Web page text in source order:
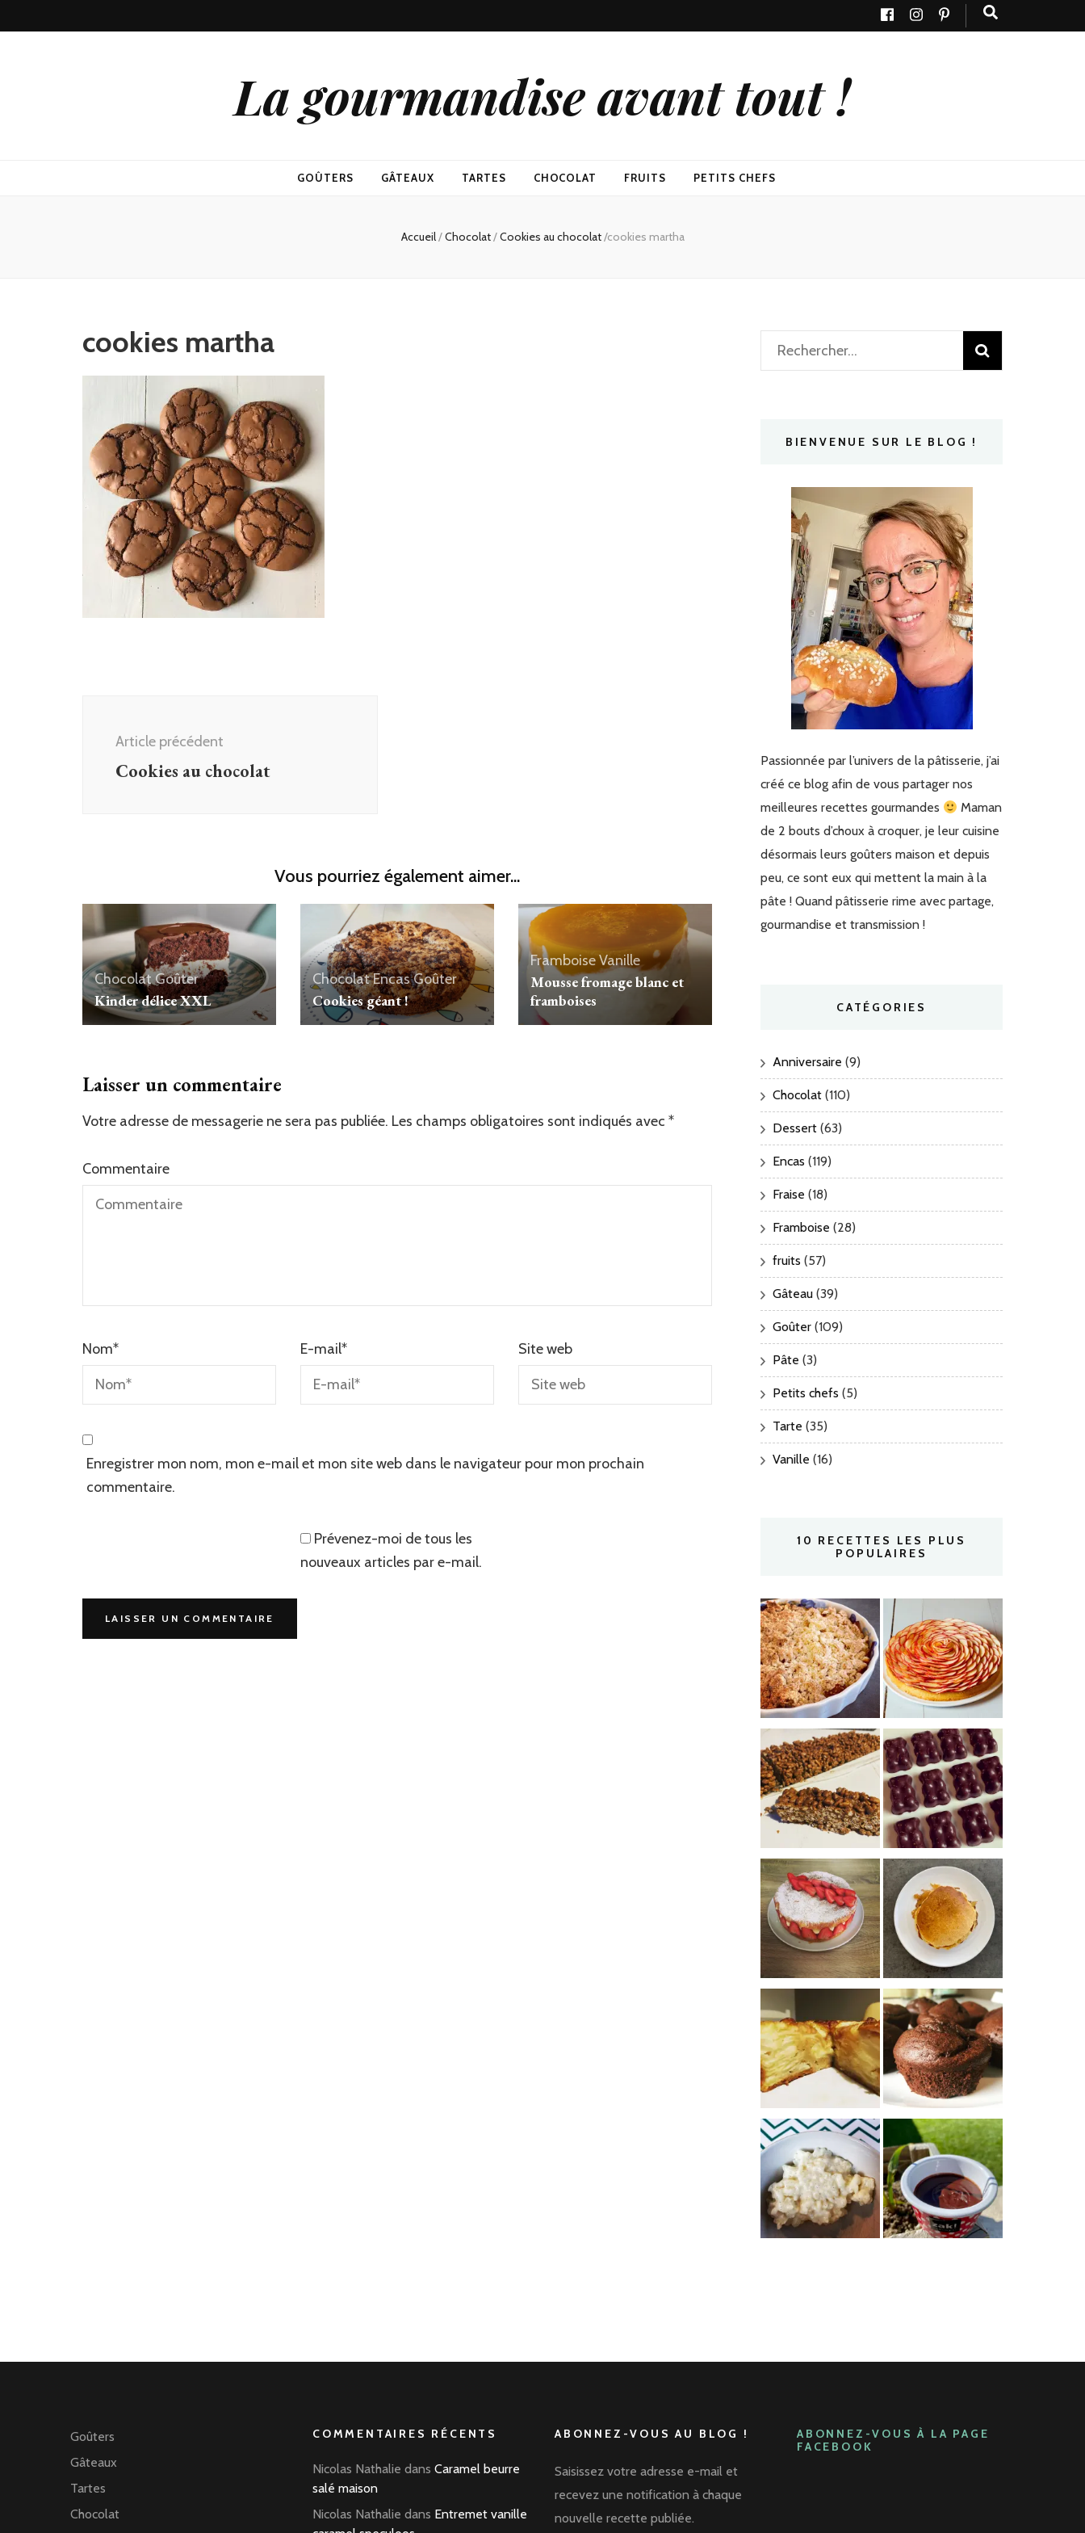
La gourmandise avant tout !
GOÛTERS GÂTEAUX TARTES CHOCOLAT FRUITS PETITS CHEFS
Accueil/Chocolat/Cookies au chocolat/cookies martha
cookies martha
d'article
Article précédent
Cookies au chocolat
Vous pourriez également aimer...
ChocolatGoûter
Kinder délice XXL
ChocolatEncasGoûter
Cookies géant !
FramboiseVanille
Mousse fromage blanc et
framboises
Laisser un commentaire
Votre adresse de messagerie ne sera pas publiée. Les champs obligatoires sont indiqués avec *
Commentaire
Nom* E-mail* Site web
Enregistrer mon nom, mon e-mail et mon site web dans le navigateur pour mon prochain
commentaire.
Prévenez-moi de tous les
nouveaux articles par e-mail.
Rechercher :
BIENVENUE SUR LE BLOG !
Passionnée par l’univers de la pâtisserie, j’ai
créé ce blog afin de vous partager nos
meilleures recettes gourmandes
Maman
de 2 bouts d’choux à croquer, je leur cuisine
désormais leurs goûters maison et depuis
peu, ce sont eux qui mettent la main à la
pâte ! Quand pâtisserie rime avec partage,
gourmandise et transmission !
CATÉGORIES
Anniversaire (9)
Chocolat (110)
Dessert (63)
Encas (119)
Fraise (18)
Framboise (28)
fruits (57)
Gâteau (39)
Goûter (109)
Pâte (3)
Petits chefs (5)
Tarte (35)
Vanille (16)
10 RECETTES LES PLUS
POPULAIRES
Goûters
Gâteaux
Tartes
Chocolat
COMMENTAIRES RÉCENTS
Nicolas Nathalie dans Caramel beurre
salé maison
Nicolas Nathalie dans Entremet vanille
ABONNEZ-VOUS AU BLOG !
Saisissez votre adresse e-mail et
recevez une notification à chaque
nouvelle recette publiée.
ABONNEZ-VOUS À LA PAGE
FACEBOOK